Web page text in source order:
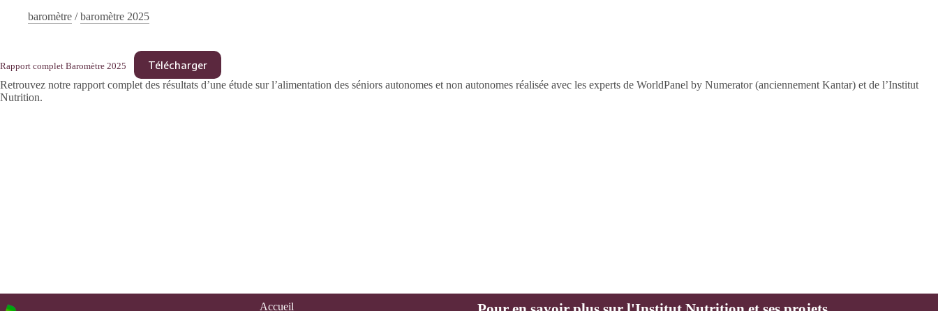
baromètre /baromètre 2025
Rapport complet Baromètre 2025 Télécharger
Retrouvez notre rapport complet des résultats d’une étude sur l’alimentation des séniors autonomes et non autonomes réalisée avec les experts de WorldPanel by Numerator (anciennement Kantar) et de l’Institut
Nutrition.
Accueil